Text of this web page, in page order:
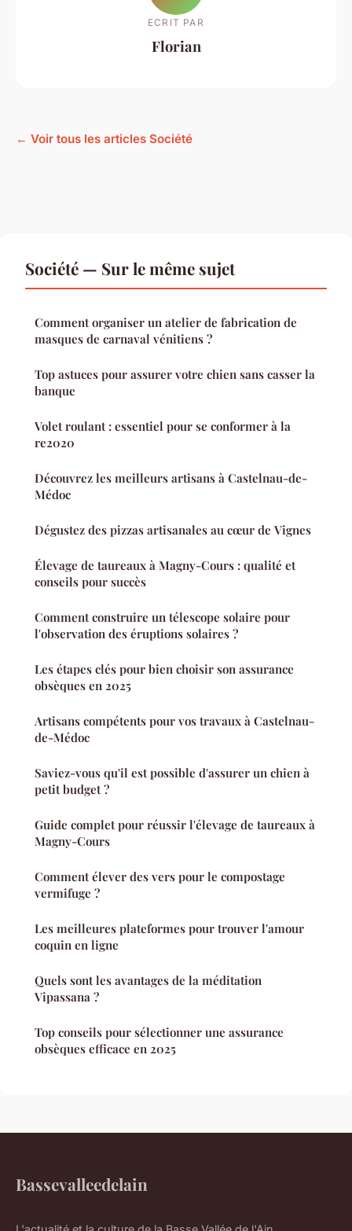
ECRIT PAR
Florian
← Voir tous les articles Société
Société — Sur le même sujet
Comment organiser un atelier de fabrication de
masques de carnaval vénitiens ?
Top astuces pour assurer votre chien sans casser la
banque
Volet roulant : essentiel pour se conformer à la
re2020
Découvrez les meilleurs artisans à Castelnau-de-
Médoc
Dégustez des pizzas artisanales au cœur de Vignes
Élevage de taureaux à Magny-Cours : qualité et
conseils pour succès
Comment construire un télescope solaire pour
l'observation des éruptions solaires ?
Les étapes clés pour bien choisir son assurance
obsèques en 2025
Artisans compétents pour vos travaux à Castelnau-
de-Médoc
Saviez-vous qu'il est possible d'assurer un chien à
petit budget ?
Guide complet pour réussir l'élevage de taureaux à
Magny-Cours
Comment élever des vers pour le compostage
vermifuge ?
Les meilleures plateformes pour trouver l'amour
coquin en ligne
Quels sont les avantages de la méditation
Vipassana ?
Top conseils pour sélectionner une assurance
obsèques efficace en 2025
Bassevalleedelain